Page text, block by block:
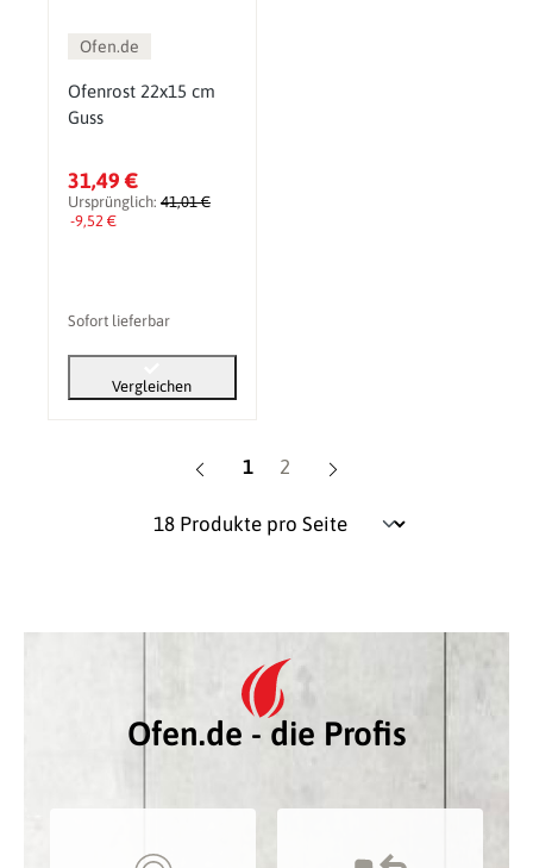
Ofen.de
Ofenrost 22x15 cm
Guss
31,49 €
Ursprünglich: 41,01 €
-9,52 €
Sofort lieferbar
Vergleichen
Seite
1 Seite
2
Ofen.de - die Profis